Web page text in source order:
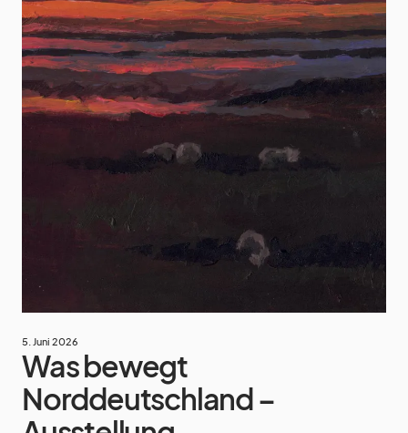
5. Juni 2026
Was bewegt
Norddeutschland –